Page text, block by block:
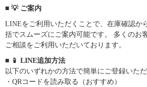
■ 💡 ご案内
LINEをご利用いただくことで、在庫確認か
括でスムーズにご案内可能です。 多くのお
ご相談をご利用いただいております。
■ 📱 LINE追加方法
以下のいずれかの方法で簡単にご登録いただ
・QRコードを読み取る（おすすめ）